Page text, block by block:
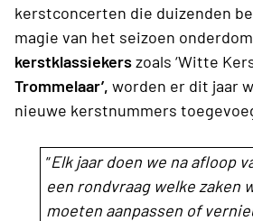
kerstconcerten die duizenden
magie van het seizoen
kerstklassiekerszoals ‘Witte
Trommelaar’, worden er dit jaar
nieuwe kerstnummers
“Elk jaar doen we na afloop
een rondvraag welke zaken
moeten aanpassen of